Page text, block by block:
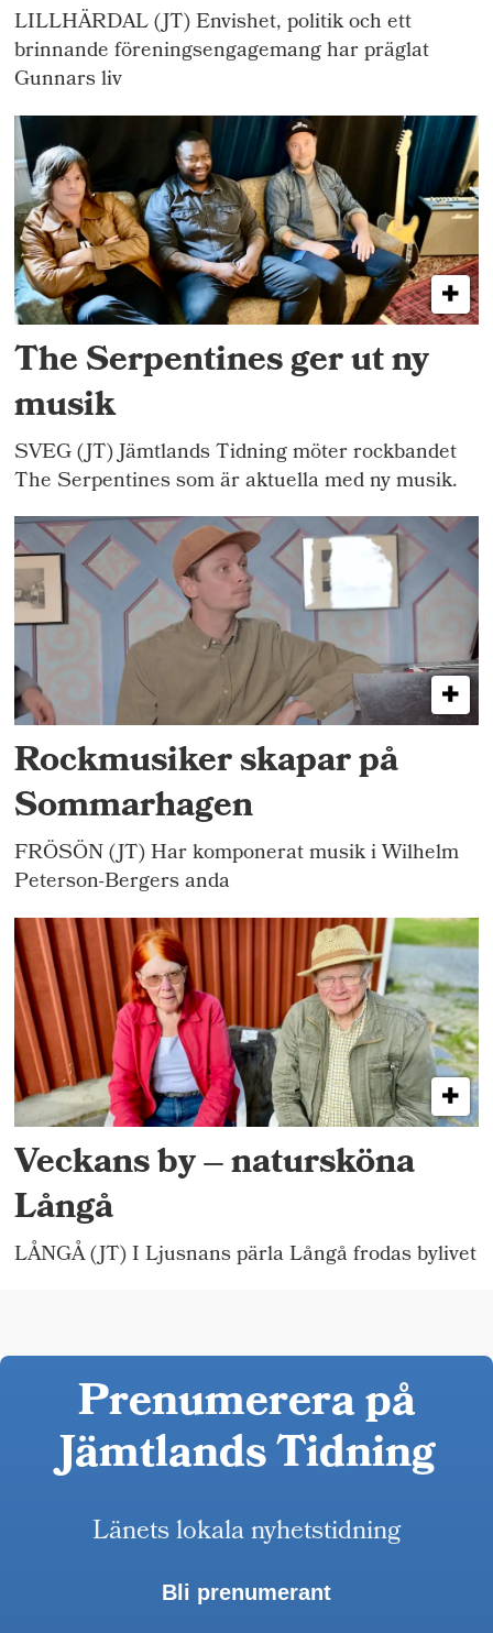
LILLHÄRDAL (JT) Envishet, politik och ett
brinnande föreningsengagemang har präglat
Gunnars liv
The Serpentines ger ut ny
musik
SVEG (JT) Jämtlands Tidning möter rockbandet
The Serpentines som är aktuella med ny musik.
Rockmusiker skapar på
Sommarhagen
FRÖSÖN (JT) Har komponerat musik i Wilhelm
Peterson-Bergers anda
Veckans by – natursköna
Långå
LÅNGÅ (JT) I Ljusnans pärla Långå frodas bylivet
Prenumerera på
Jämtlands Tidning
Länets lokala nyhetstidning
Bli prenumerant